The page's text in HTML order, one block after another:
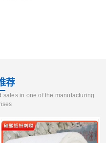
荐
in one of the manufacturing